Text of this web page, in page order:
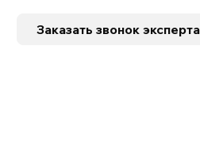
Заказать звонок